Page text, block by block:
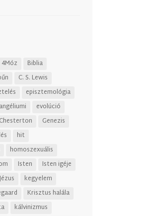
4Móz
Biblia
C. S. Lewis
episztemológia
evolúció
Genezis
hit
homoszexuális
Isten
Isten igéje
kegyelem
Krisztus halála
kálvinizmus